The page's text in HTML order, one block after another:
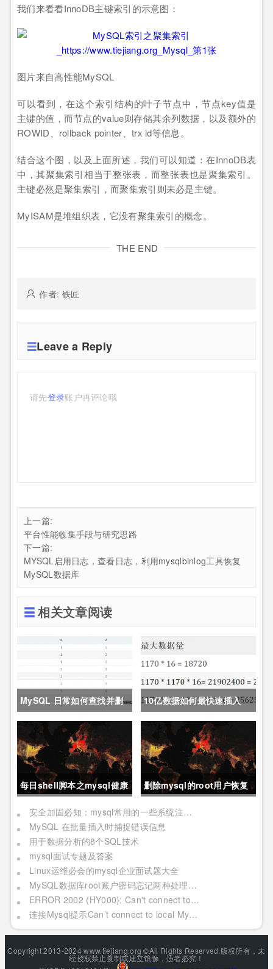
我们来看看InnoDB主键索引的示意图：
图片来自高性能MySQL
可以看到，在这个索引结构的叶子节点中，节点key值是
主键的值，而节点的value则存储其余列数据，以及额外的
ROWID、rollback pointer、trx id等信息。
结合这个图，以及上面所述，我们可以知道：在InnoDB表
中，其聚集索引相当于整张表，而整张表也是聚集索引。
主键必然是聚集索引，而聚集索引则未必是主键。
MyISAM是堆组织表，它没有聚集索引的概念。
THE END
作者: 铁匠
Leave a Reply
请先登录账户再评论哦
上一篇:
平台性能收集手段与研究思路
下一篇:
MYSQL启用日志，查看日志，利用mysqlbinlog工具恢复
MySQL数据库
相关文章阅读
MySQL 日常如何查找并删
除重复行
10亿数据如何最快速插入
MySQL？
每日shell脚本之mysql健康
查询
删除mysql的root用户恢复
方法
安全加固必知：mysql常用的一些系统注入命令
MySQL 在批量插入时捕捉错误信息
用于数据分析的8个SQL技术
mysql面试专题及答案
Linux运维必会的mysql企业面试题大全
MySQL数据库root账户密码忘记两种处理方法
ERROR 2002 (HY000): Can't connect to local MySQL server through socket '***' (2)
连接Mysql提示Can’t connect to local MySQL server through socket的解决方法
Copyright 2013-2024 www.tiejiang.org ©All Rights Reserved.版权所有，未
经授权禁止复制或建立镜像，违者必究！